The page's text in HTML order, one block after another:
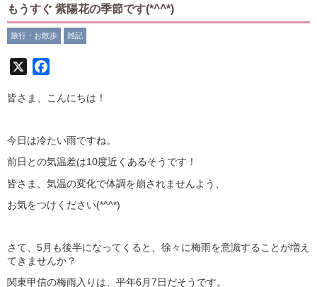
もうすぐ 紫陽花の季節です(*^^*)
旅行・お散歩 雑記
皆さま、こんにちは！
今日は冷たい雨ですね。
前日との気温差は10度近くあるそうです！
皆さま、気温の変化で体調を崩されませんよう、
お気をつけください(*^^*)
さて、5月も後半になってくると、徐々に梅雨を意識することが増え
てきませんか？
関東甲信の梅雨入りは、平年6月7日だそうです。